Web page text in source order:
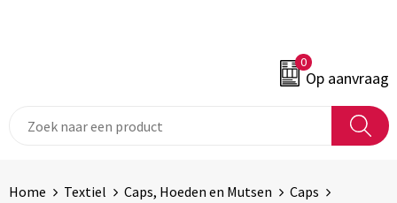
0
Op aanvraag
Home Textiel Caps, Hoeden en Mutsen
Caps